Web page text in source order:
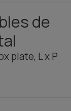
de
plate, L x P